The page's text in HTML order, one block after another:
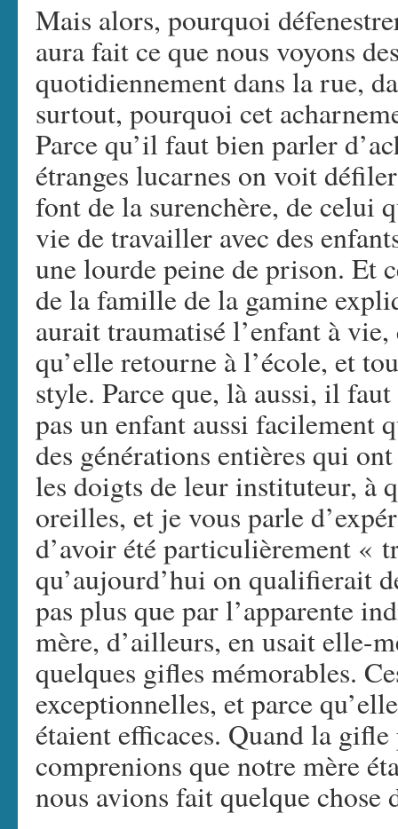
Mais alors, pourquoi
aura fait ce que nous voyons
quotidiennement dans la rue,
surtout, pourquoi cet
Parce qu’il faut bien parler
étranges lucarnes on voit
font de la surenchère, de celui
vie de travailler avec des
une lourde peine de prison. Et
de la famille de la gamine
aurait traumatisé l’enfant à
qu’elle retourne à l’école, et
style. Parce que, là aussi, il
pas un enfant aussi facilement
des générations entières qui
les doigts de leur instituteur, à
oreilles, et je vous parle
d’avoir été particulièrement «
qu’aujourd’hui on qualifierait
pas plus que par l’apparente
mère, d’ailleurs, en usait elle-
quelques gifles mémorables.
exceptionnelles, et parce
étaient efficaces. Quand la
comprenions que notre mère
nous avions fait quelque